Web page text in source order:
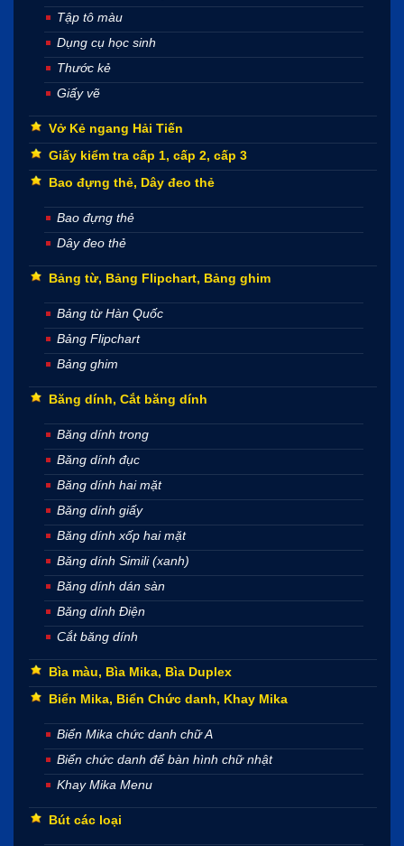
Tập tô màu
Dụng cụ học sinh
Thước kẻ
Giấy vẽ
Vở Kẻ ngang Hải Tiến
Giấy kiểm tra cấp 1, cấp 2, cấp 3
Bao đựng thẻ, Dây đeo thẻ
Bao đựng thẻ
Dây đeo thẻ
Bảng từ, Bảng Flipchart, Bảng ghim
Bảng từ Hàn Quốc
Bảng Flipchart
Bảng ghim
Băng dính, Cắt băng dính
Băng dính trong
Băng dính đục
Băng dính hai mặt
Băng dính giấy
Băng dính xốp hai mặt
Băng dính Simili (xanh)
Băng dính dán sàn
Băng dính Điện
Cắt băng dính
Bìa màu, Bìa Mika, Bìa Duplex
Biển Mika, Biển Chức danh, Khay Mika
Biển Mika chức danh chữ A
Biển chức danh để bàn hình chữ nhật
Khay Mika Menu
Bút các loại